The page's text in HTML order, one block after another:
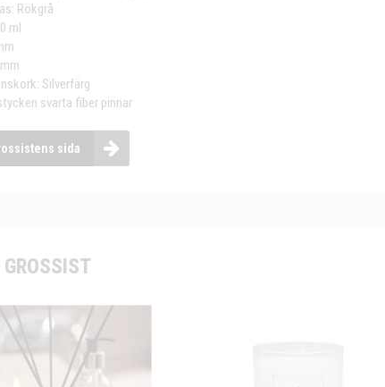
Rökgrå
ml
Silverfärg
svarta fiber pinnar
sida